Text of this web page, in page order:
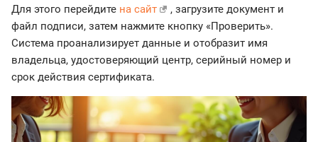
Для этого перейдите на сайт
, загрузите документ и
файл подписи, затем нажмите кнопку «Проверить».
Система проанализирует данные и отобразит имя
владельца, удостоверяющий центр, серийный номер и
срок действия сертификата.